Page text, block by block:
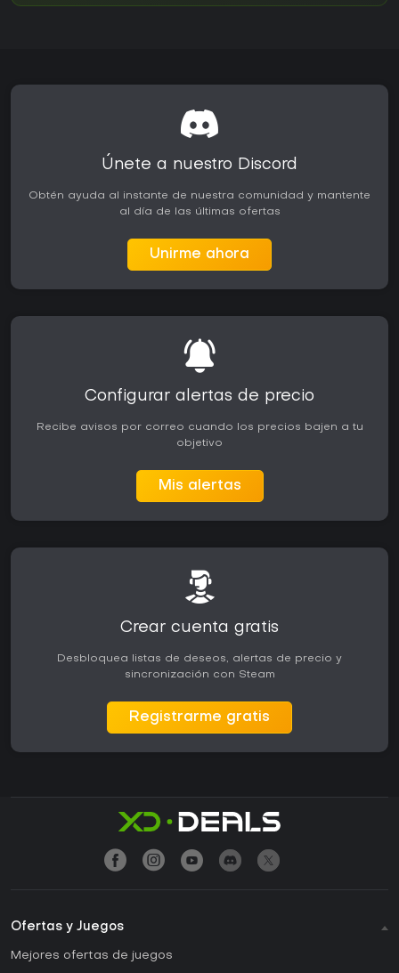
Únete a nuestro Discord
Obtén ayuda al instante de nuestra comunidad y mantente
al día de las últimas ofertas
Unirme ahora
Configurar alertas de precio
Recibe avisos por correo cuando los precios bajen a tu
objetivo
Mis alertas
Crear cuenta gratis
Desbloquea listas de deseos, alertas de precio y
sincronización con Steam
Registrarme gratis
Ofertas y Juegos
Mejores ofertas de juegos